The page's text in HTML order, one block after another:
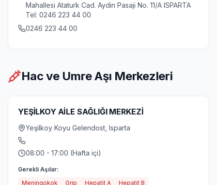
Mahallesi Ataturk Cad. Aydin Pasaji No. 11/A ISPARTA
Tel: 0246 223 44 00
0246 223 44 00
Hac ve Umre Aşı Merkezleri
YEŞİLKOY AİLE SAĞLIĞI MERKEZİ
Yeşilkoy Koyu Gelendost, Isparta
08:00 - 17:00 (Hafta içi)
Gerekli Aşılar:
Meningokok
Grip Hepatit A Hepatit B